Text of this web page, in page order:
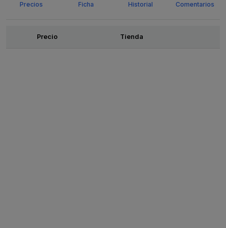
Precios Ficha Historial Comentarios
OfertasPrecio Tienda